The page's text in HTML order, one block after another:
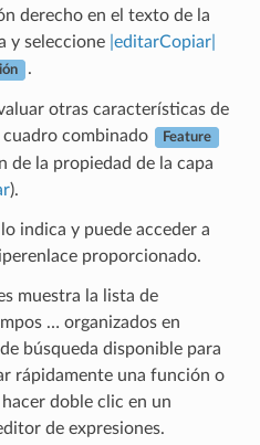
derecho en el texto de la
y seleccione |editarCopiar|
.
otras características de
cuadro combinado
Feature
de la propiedad de la capa
).
indica y puede acceder a
proporcionado.
muestra la lista de
… organizados en
búsqueda disponible para
rápidamente una función o
doble clic en un
de expresiones.